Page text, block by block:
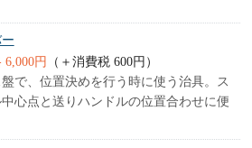
6,000円
（＋消費税 600円）
で、位置決めを行う時に使う治具。ス
中心点と送りハンドルの位置合わせに便